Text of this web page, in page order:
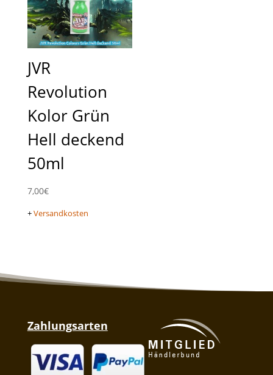
JVR
Revolution
Kolor Grün
Hell deckend
50ml
7,00€
+Versandkosten
Zahlungsarten